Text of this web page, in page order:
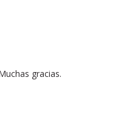
gracias.